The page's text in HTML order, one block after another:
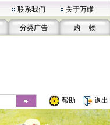
联系我们 关于万维
分类广告 购 物
帮助 退出